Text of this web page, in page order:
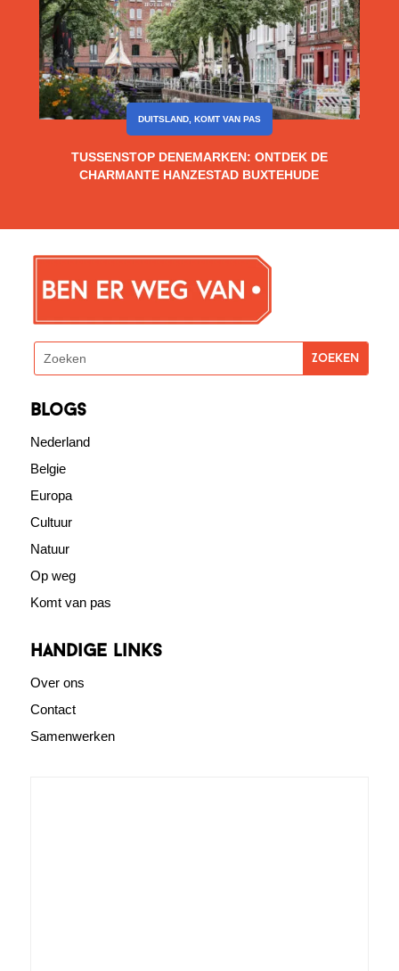
TUSSENSTOP DENEMARKEN: ONTDEK DE
CHARMANTE HANZESTAD BUXTEHUDE
DUITSLAND, KOMT VAN PAS
blogs
Nederland
Belgie
Europa
Cultuur
Natuur
Op weg
Komt van pas
Handige links
Over ons
Contact
Samenwerken